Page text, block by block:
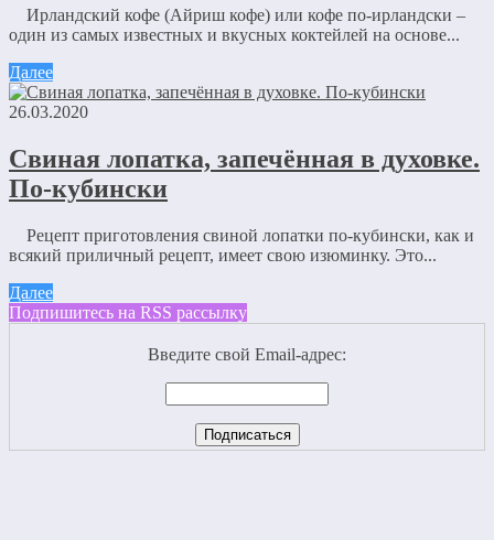
Ирландский кофе (Айриш кофе) или кофе по-ирландски –
один из самых известных и вкусных коктейлей на основе...
Далее
26.03.2020
Свиная лопатка, запечённая в духовке.
По-кубински
Рецепт приготовления свиной лопатки по-кубински, как и
всякий приличный рецепт, имеет свою изюминку. Это...
Далее
Подпишитесь на RSS рассылку
Введите свой Email-адрес: